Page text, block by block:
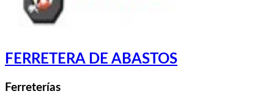
FERRETERA DE ABASTOS
Ferreterías